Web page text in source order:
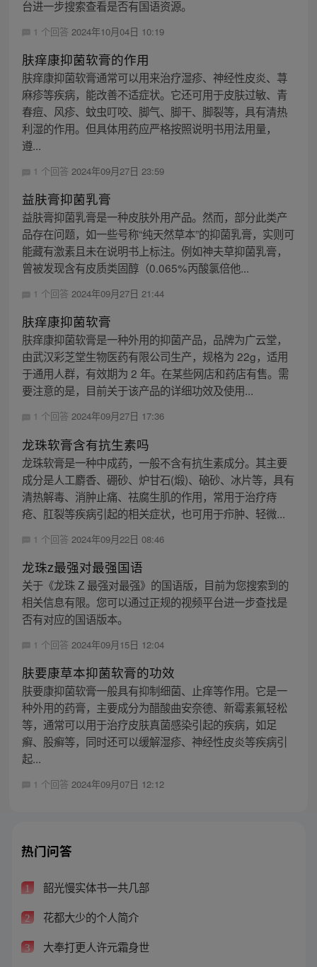
台进一步搜索查看是否有国语资源。
1 个回答 2024年10月04日 10:19
肤痒康抑菌软膏的作用
肤痒康抑菌软膏通常可以用来治疗湿疹、神经性皮炎、荨
麻疹等疾病，能改善不适症状。它还可用于皮肤过敏、青
春痘、风疹、蚊虫叮咬、脚气、脚干、脚裂等，具有清热
利湿的作用。但具体用药应严格按照说明书用法用量，
遵...
1 个回答 2024年09月27日 23:59
益肤膏抑菌乳膏
益肤膏抑菌乳膏是一种皮肤外用产品。然而，部分此类产
品存在问题，如一些号称“纯天然草本”的抑菌乳膏，实则可
能藏有激素且未在说明书上标注。例如神夫草抑菌乳膏，
曾被发现含有皮质类固醇（0.065%丙酸氯倍他...
1 个回答 2024年09月27日 21:44
肤痒康抑菌软膏
肤痒康抑菌软膏是一种外用的抑菌产品，品牌为广云堂，
由武汉彩芝堂生物医药有限公司生产，规格为 22g，适用
于通用人群，有效期为 2 年。在某些网店和药店有售。需
要注意的是，目前关于该产品的详细功效及使用...
1 个回答 2024年09月27日 17:36
龙珠软膏含有抗生素吗
龙珠软膏是一种中成药，一般不含有抗生素成分。其主要
成分是人工麝香、硼砂、炉甘石(煅)、硇砂、冰片等，具有
清热解毒、消肿止痛、祛腐生肌的作用，常用于治疗痔
疮、肛裂等疾病引起的相关症状，也可用于疖肿、轻微...
1 个回答 2024年09月22日 08:46
龙珠z最强对最强国语
关于《龙珠 Z 最强对最强》的国语版，目前为您搜索到的
相关信息有限。您可以通过正规的视频平台进一步查找是
否有对应的国语版本。
1 个回答 2024年09月15日 12:04
肤要康草本抑菌软膏的功效
肤要康抑菌软膏一般具有抑制细菌、止痒等作用。它是一
种外用的药膏，主要成分为醋酸曲安奈德、新霉素氟轻松
等，通常可以用于治疗皮肤真菌感染引起的疾病，如足
癣、股癣等，同时还可以缓解湿疹、神经性皮炎等疾病引
起...
1 个回答 2024年09月07日 12:12
热门问答
1 韶光慢实体书一共几部
2 花都大少的个人简介
3 大奉打更人许元霜身世